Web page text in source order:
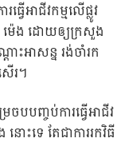
ើអាជីវកម្មលើផ្លូវ
េង ដោយឲ្យក្រសួង
ះអាសន្ន រង់ចាំរក
ើរ។
បបញ្ចប់ការធ្វើអាជីវ
ះទេ តែជាការរកវិធី